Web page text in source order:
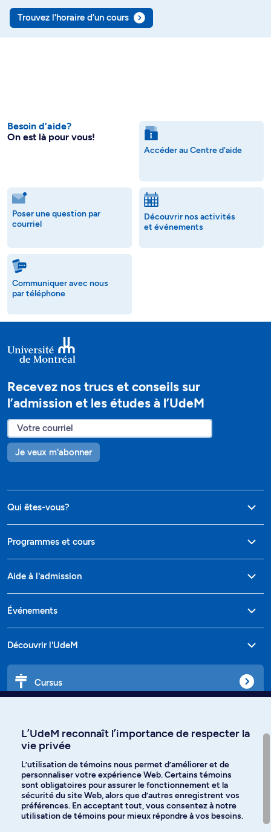
Trouvez l’horaire d’un cours
Besoin d’aide?
On est là pour vous!
Accéder au Centre d'aide
Poser une question par
courriel
Découvrir nos activités
et événements
Communiquer avec nous
par téléphone
Recevez nos trucs et conseils sur
l’admission et les études à l’UdeM
Je veux m'abonner
Qui êtes-vous?
Programmes et cours
Aide à l'admission
Événements
Découvrir l'UdeM
Cursus
Langues
Facebook Instagram
L’UdeM reconnaît l’importance de respecter la
vie privée
L’utilisation de témoins nous permet d’améliorer et de
personnaliser votre expérience Web. Certains témoins
sont obligatoires pour assurer le fonctionnement et la
sécurité du site Web, alors que d’autres enregistrent vos
préférences. En acceptant tout, vous consentez à notre
utilisation de témoins pour mieux répondre à vos besoins.